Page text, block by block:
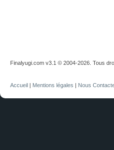
Finalyugi.com v3.1 © 2004-2026. Tous
Accueil | Mentions légales | Nous